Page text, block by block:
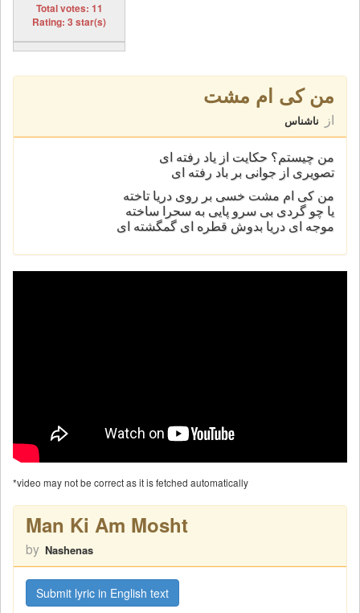
Total votes: 11
Rating: 3 star(s)
من کی ام مشت
از ناشناس
من چیستم؟ حکایت از یاد رفته ای
تصویری از جوانی بر باد رفته ای
من کی ام مشت خسی بر روی دریا تاخته
یا چو گردی بی سرو پایی به سحرا ساخته
موجه ای دریا بدوش قطره ای گمگشته ای
*video may not be correct as it is fetched automatically
Man Ki Am Mosht
by Nashenas
Submit lyric in English text